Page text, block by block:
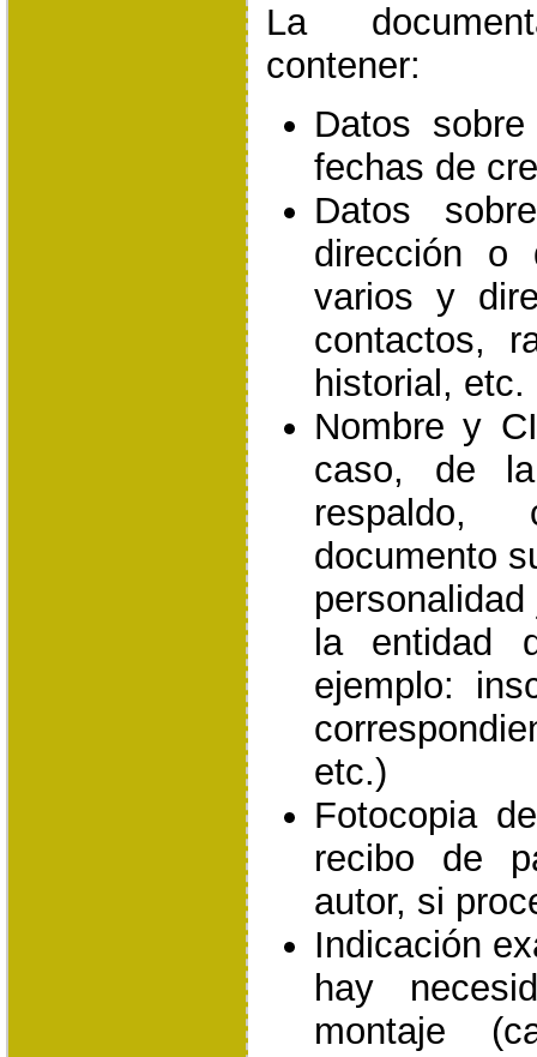
La
contener:
Datos
fechas de
Datos
dirección o
varios y
contactos,
historial, etc.
Nombre y
caso, de
respaldo,
documento
la entidad
ejemplo:
etc.)
Fotocopia
recibo de
autor, si
Indicación
hay
montaje